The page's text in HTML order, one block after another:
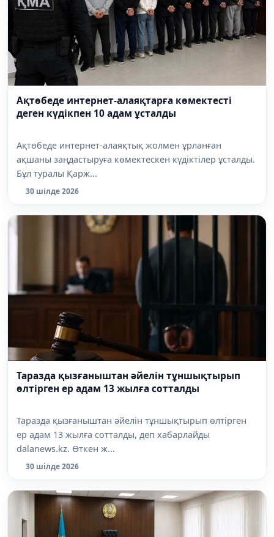
Ақтөбеде интернет-алаяқтарға көмектесті
деген күдікпен 10 адам ұсталды
Ақтөбеде интернет-алаяқтық жолмен ұрланған
ақшаны заңдастыруға көмектескен күдіктілер ұсталды.
Бұл туралы Қарж...
30 шілде 2026
Таразда қызғаныштан әйелін тұншықтырып
өлтірген ер адам 13 жылға сотталды
Таразда қызғаныштан әйелін тұншықтырып өлтірген
ер адам 13 жылға сотталды, деп хабарлайды
dalanews.kz. Өткен ж...
30 шілде 2026